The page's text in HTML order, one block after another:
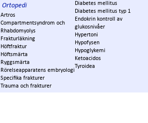
Ortopedi
Artros
Compartmentsyndrom och
Rhabdomyolys
Frakturläkning
Höftfraktur
Höftsmärta
Ryggsmärta
Rörelseapparatens embryologi
Specifika frakturer
Trauma och frakturer
Diabetes mellitus
Diabetes mellitus typ 1
Endokrin kontroll av
glukosnivåer
Hypertoni
Hypofysen
Hypoglykemi
Ketoacidos
Tyroidea